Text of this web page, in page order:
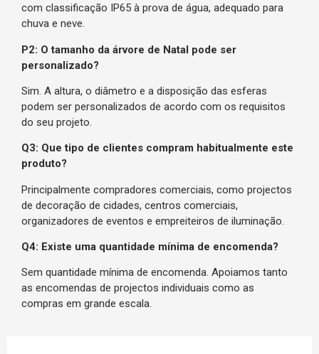
com classificação IP65 à prova de água, adequado para
chuva e neve.
P2: O tamanho da árvore de Natal pode ser
personalizado?
Sim. A altura, o diâmetro e a disposição das esferas
podem ser personalizados de acordo com os requisitos
do seu projeto.
Q3: Que tipo de clientes compram habitualmente este
produto?
Principalmente compradores comerciais, como projectos
de decoração de cidades, centros comerciais,
organizadores de eventos e empreiteiros de iluminação.
Q4: Existe uma quantidade mínima de encomenda?
Sem quantidade mínima de encomenda. Apoiamos tanto
as encomendas de projectos individuais como as
compras em grande escala.